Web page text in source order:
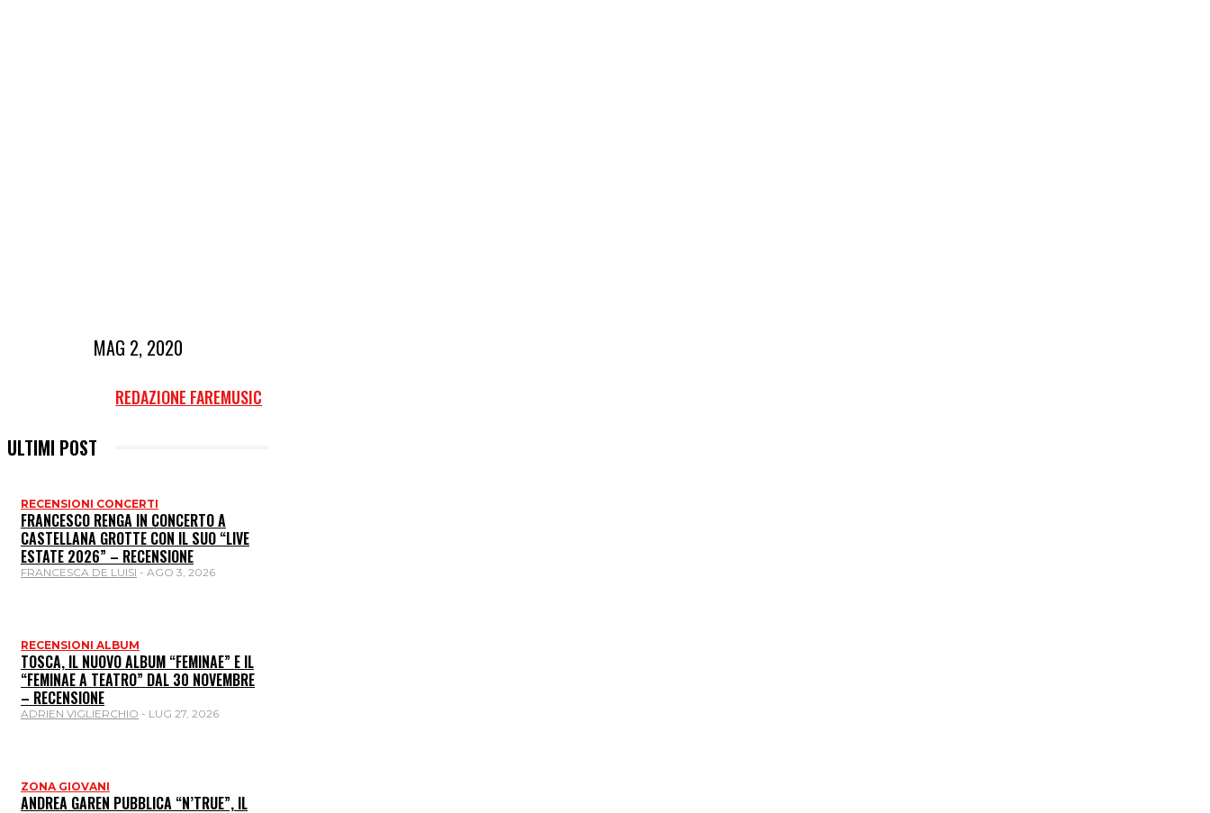
MAG 2, 2020
REDAZIONE FAREMUSIC
ULTIMI POST
RECENSIONI CONCERTI
FRANCESCO RENGA IN CONCERTO A
CASTELLANA GROTTE CON IL SUO “LIVE
ESTATE 2026” – RECENSIONE
FRANCESCA DE LUISI - AGO 3, 2026
RECENSIONI ALBUM
TOSCA, IL NUOVO ALBUM “FEMINAE” E IL
“FEMINAE A TEATRO” DAL 30 NOVEMBRE
– RECENSIONE
ADRIEN VIGLIERCHIO - LUG 27, 2026
ZONA GIOVANI
ANDREA GAREN PUBBLICA “N’TRUE”, IL